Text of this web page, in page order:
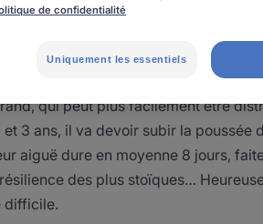
par le percement de la gencive
elles sont constamment
En outre, il est plus
qui peut plus facilement être
3 ans, il va devoir subir la poussée
aiguë dure en moyenne 8 jours,
des plus stoïques…
difficile.
de confidentialité
Uniquement les essentiels